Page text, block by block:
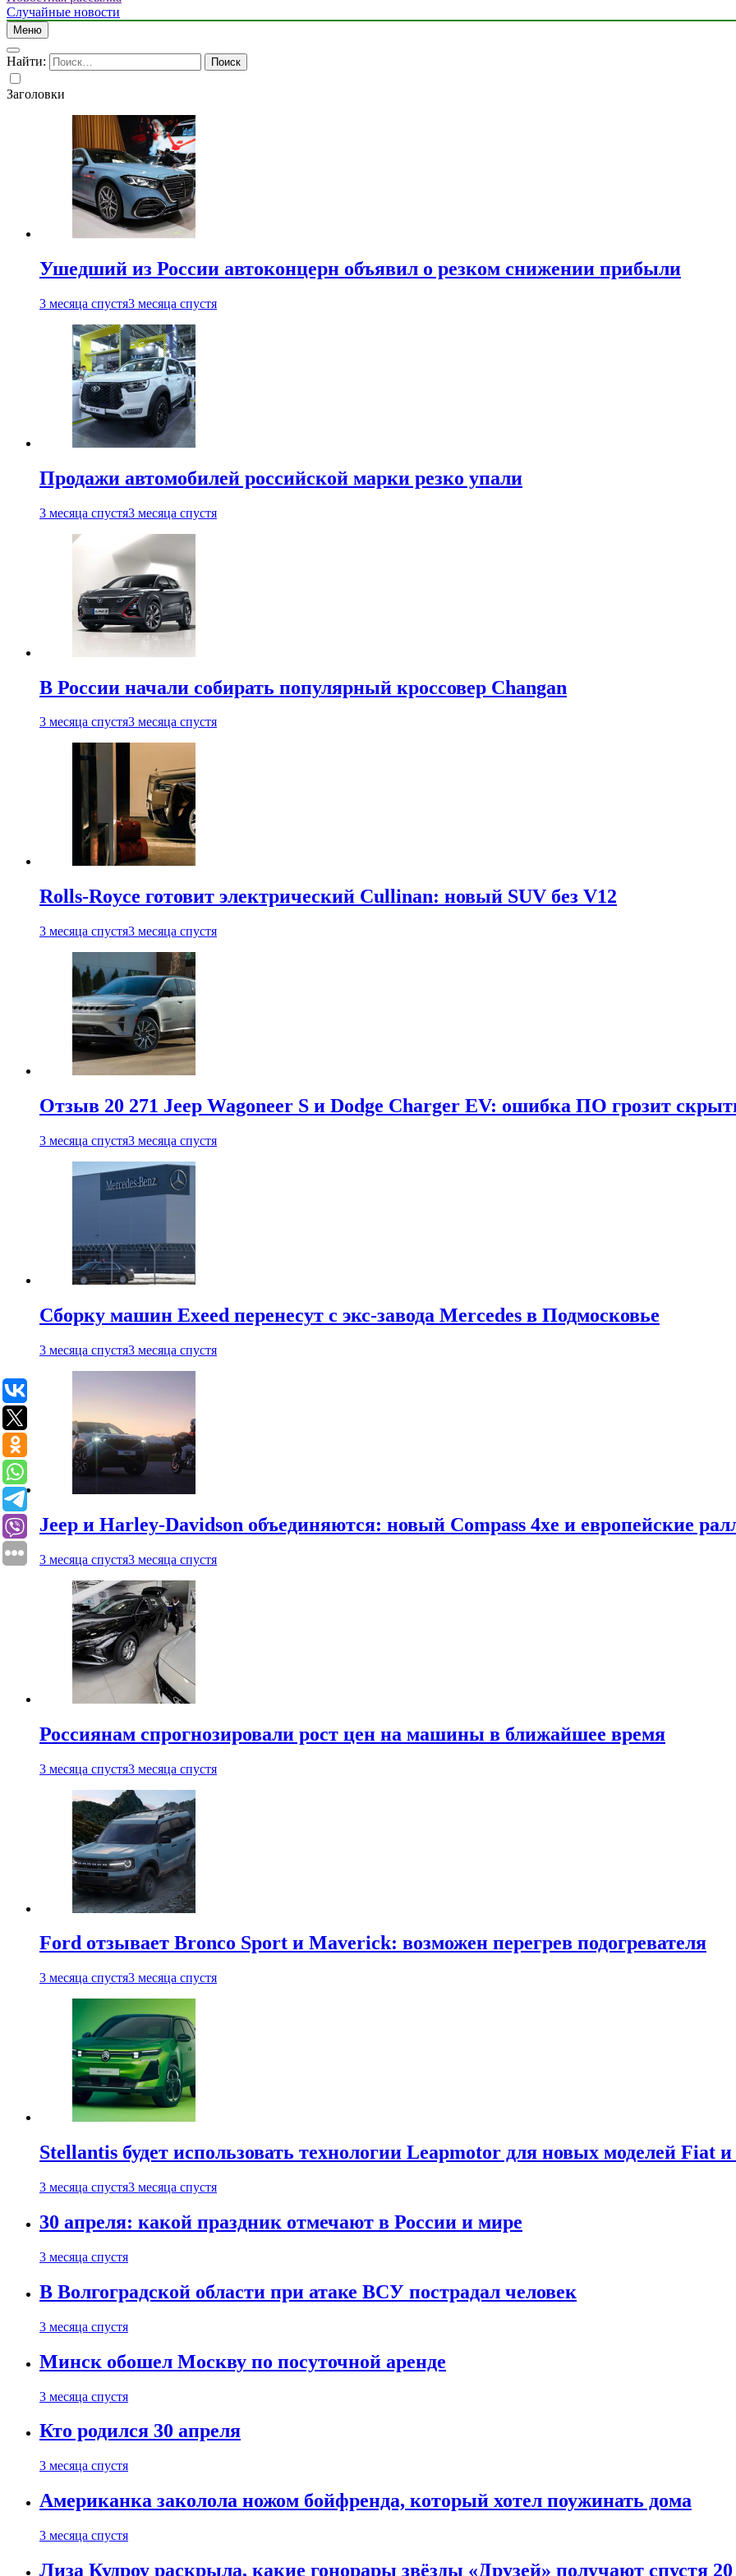
Случайные новости
Меню
Найти:
Заголовки
Ушедший из России автоконцерн объявил о резком снижении прибыли
3 месяца спустя3 месяца спустя
Продажи автомобилей российской марки резко упали
3 месяца спустя3 месяца спустя
В России начали собирать популярный кроссовер Changan
3 месяца спустя3 месяца спустя
Rolls-Royce готовит электрический Cullinan: новый SUV без V12
3 месяца спустя3 месяца спустя
Отзыв 20 271 Jeep Wagoneer S и Dodge Charger EV: ошибка ПО грозит
3 месяца спустя3 месяца спустя
Сборку машин Exeed перенесут с экс-завода Mercedes в Подмосковье
3 месяца спустя3 месяца спустя
Jeep и Harley-Davidson объединяются: новый Compass 4xe и европейские
3 месяца спустя3 месяца спустя
Россиянам спрогнозировали рост цен на машины в ближайшее время
3 месяца спустя3 месяца спустя
Ford отзывает Bronco Sport и Maverick: возможен перегрев подогревателя
3 месяца спустя3 месяца спустя
Stellantis будет использовать технологии Leapmotor для новых моделей Fiat
3 месяца спустя3 месяца спустя
30 апреля: какой праздник отмечают в России и мире
3 месяца спустя
В Волгоградской области при атаке ВСУ пострадал человек
3 месяца спустя
Минск обошел Москву по посуточной аренде
3 месяца спустя
Кто родился 30 апреля
3 месяца спустя
Американка заколола ножом бойфренда, который хотел поужинать дома
3 месяца спустя
Лиза Кудроу раскрыла, какие гонорары звёзды «Друзей» получают спустя